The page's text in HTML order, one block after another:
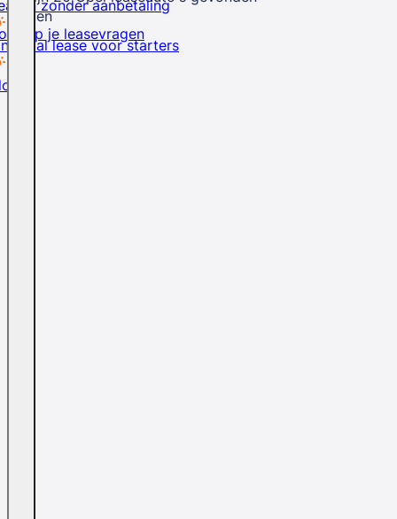
op je leasevragen
zonder aanbetaling
lease voor starters
Sluiten